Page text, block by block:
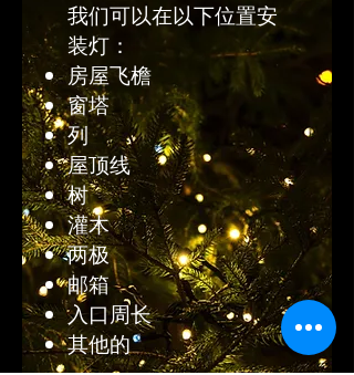
我们可以在以下位置安
装灯：
房屋飞檐
窗塔
列
屋顶线
树
灌木
两极
邮箱
入口周长
其他的